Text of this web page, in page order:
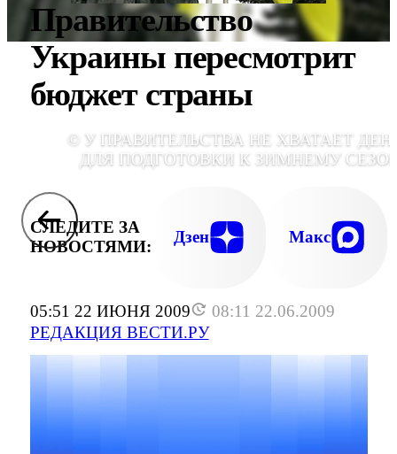
05:51 22 ИЮНЯ 2009
08:11 22.06.2009
РЕДАКЦИЯ ВЕСТИ.РУ
Правительство
Украины пересмотрит
бюджет страны
© У ПРАВИТЕЛЬСТВА НЕ ХВАТАЕТ
ДЛЯ ПОДГОТОВКИ К ЗИМНЕМУ
СЛЕДИТЕ ЗА
НОВОСТЯМИ:
Дзен Макс